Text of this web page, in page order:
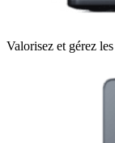
Valorisez et gérez